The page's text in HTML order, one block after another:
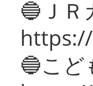
🔵ＪＲ
🔵こど